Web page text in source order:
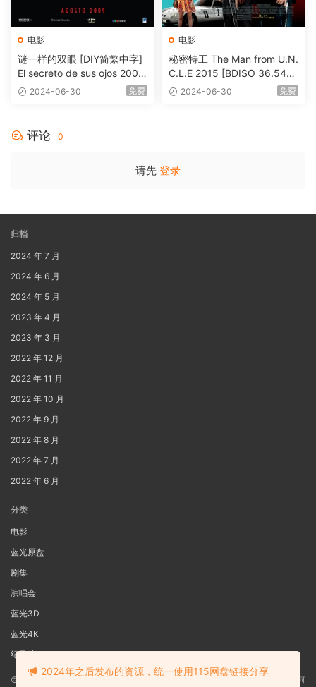
电影
谜一样的双眼 [DIY简繁中字]
El secreto de sus ojos 2009
1080p Blu-ray AVC DTS-HD
2024-06-30 免费
电影
秘密特工 The Man from U.N.
C.L.E 2015 [BDISO 36.54G
B] 2024-06-30 免费
评论 0
请先 登录
归档
2024 年 7 月
2024 年 6 月
2024 年 5 月
2023 年 4 月
2023 年 3 月
2022 年 12 月
2022 年 11 月
2022 年 10 月
2022 年 9 月
2022 年 8 月
2022 年 7 月
2022 年 6 月
分类
电影
蓝光原盘
剧集
演唱会
蓝光3D
蓝光4K
纪录片
©2022 蓝光电影网本站资源来源于网络用户网盘投稿，本站服务器不储存任何
2024年之后发布的资源，统一使用115网盘链接分享